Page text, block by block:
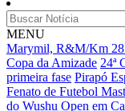
MENU
Marymil, R&M/Km 28
Copa da Amizade 24ª
primeira fase Pirapó
Fenato de Futebol
do Wushu Open em